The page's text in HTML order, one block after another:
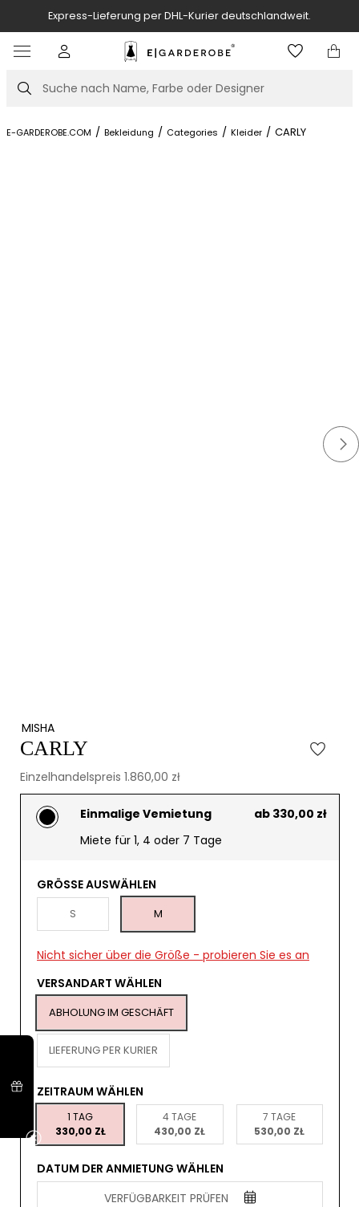
Express-Lieferung per DHL-Kurier deutschlandweit.
Suche
E-GARDEROBE.COM / Bekleidung / Categories / Kleider / CARLY
MISHA
CARLY
Einzelhandelspreis 1.860,00 zł
Einmalige Vemietung
ab 330,00 zł
Miete für 1, 4 oder 7 Tage
GRÖSSE AUSWÄHLEN
S M
Nicht sicher über die Größe - probieren Sie es an
VERSANDART WÄHLEN
ABHOLUNG IM GESCHÄFT
LIEFERUNG PER KURIER
ZEITRAUM WÄHLEN
1 TAG
330,00 ZŁ
4 TAGE
430,00 ZŁ
7 TAGE
530,00 ZŁ
DATUM DER ANMIETUNG WÄHLEN
VERFÜGBARKEIT PRÜFEN